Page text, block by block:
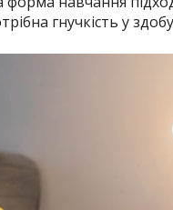
гнучкість у